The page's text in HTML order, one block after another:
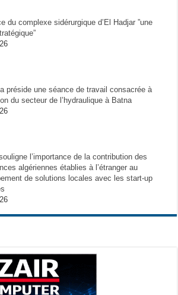
du complexe sidérurgique d’El Hadjar ”une
préside une séance de travail consacrée à
du secteur de l’hydraulique à Batna
l’importance de la contribution des
algériennes établies à l’étranger au
de solutions locales avec les start-up